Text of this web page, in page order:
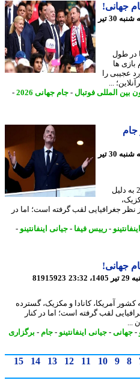
16 روز پیش - سه شنبه 30 تیر
طول
ها
را
...
المللی فوتبال-جام جهانی 2026
-
17 روز پیش - سه شنبه 30 تیر
جهانی 2026 به دلیل
جغرافیایی لقب گرفته است؛ اما در
-رییس فیفا -جیانی اینفانتینو-
81915923
سه کشور آمریکا، کانادا و مکزیک، گسترده
لقب گرفته است؛ اما در کنار
-جیانی اینفانتینو-جام-برگزاری
9
10
11
12
13
14
15